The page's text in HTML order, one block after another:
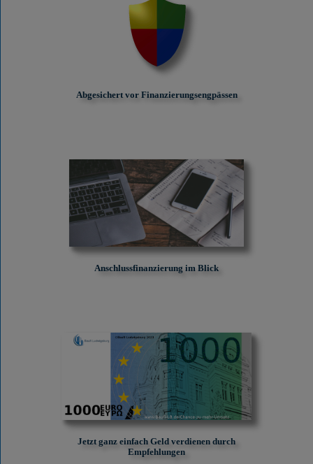
Abgesichert vor Finanzierungs­engpässen
Anschlussfinanzierung im Blick
Jetzt ganz einfach Geld verdienen durch
Empfehlungen